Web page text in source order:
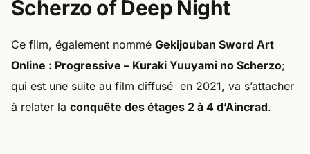
Scherzo of Deep Night
Ce film, également nommé Gekijouban Sword Art
Online : Progressive – Kuraki Yuuyami no Scherzo;
qui est une suite au film diffusé en 2021, va s’attacher
à relater la conquête des étages 2 à 4 d’Aincrad.